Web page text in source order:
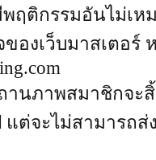
ฤติกรรมอันไม่เห
องเว็บมาสเตอ
านภาพสมาชิกจะ
แต่จะไม่สามารถส่